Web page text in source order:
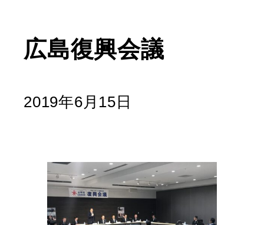
広島復興会議
2019年6月15日